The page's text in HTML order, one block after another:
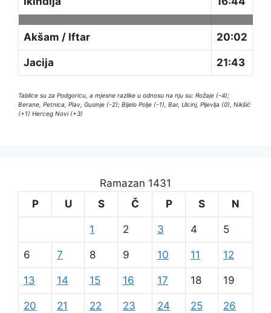
Akšam / Iftar 20:02
Jacija 21:43
Tablice su za Podgoricu, a mjesne razlike u odnosu na nju su: Rožaje (-4);
Berane, Petnica, Plav, Gusinje (-2); Bijelo Polje (-1), Bar, Ulcinj, Pljevlja (0), Nikšić
(+1) Herceg Novi (+3)
Ramazan 1431
P
U S Č P S N
1 2 3 4 5
6 7 8 9 10 11 12
13 14 15 16 17 18 19
20 21 22 23 24 25 26